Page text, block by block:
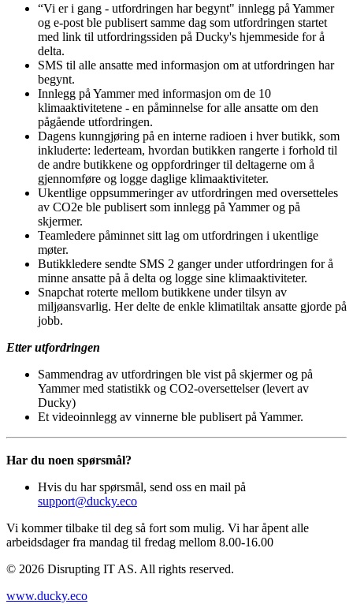
“Vi er i gang - utfordringen har begynt" innlegg på Yammer
og e-post ble publisert samme dag som utfordringen startet
med link til utfordringssiden på Ducky's hjemmeside for å
delta.
SMS til alle ansatte med informasjon om at utfordringen har
begynt.
Innlegg på Yammer med informasjon om de 10
klimaaktivitetene - en påminnelse for alle ansatte om den
pågående utfordringen.
Dagens kunngjøring på en interne radioen i hver butikk, som
inkluderte: lederteam, hvordan butikken rangerte i forhold til
de andre butikkene og oppfordringer til deltagerne om å
gjennomføre og logge daglige klimaaktiviteter.
Ukentlige oppsummeringer av utfordringen med oversetteles
av CO2e ble publisert som innlegg på Yammer og på
skjermer.
Teamledere påminnet sitt lag om utfordringen i ukentlige
møter.
Butikkledere sendte SMS 2 ganger under utfordringen for å
minne ansatte på å delta og logge sine klimaaktiviteter.
Snapchat roterte mellom butikkene under tilsyn av
miljøansvarlig. Her delte de enkle klimatiltak ansatte gjorde på
jobb.
Etter utfordringen
Sammendrag av utfordringen ble vist på skjermer og på
Yammer med statistikk og CO2-oversettelser (levert av
Ducky)
Et videoinnlegg av vinnerne ble publisert på Yammer.
Har du noen spørsmål?
Hvis du har spørsmål, send oss en mail på
support@ducky.eco
Vi kommer tilbake til deg så fort som mulig. Vi har åpent alle
arbeidsdager fra mandag til fredag mellom 8.00-16.00
© 2026 Disrupting IT AS. All rights reserved.
www.ducky.eco